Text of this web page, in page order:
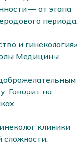
— от этапа
периода.
и гинекология»
Медицины.
Говорит на
клиники
сложности.